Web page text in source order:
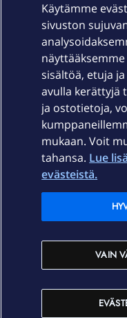
Laitteet & liittymät
Palvelut
Ajankohtaista
Elisa Oyj
In English
Käytämme
sivuston
sisältöä, etuja
avulla kerättyjä
ja ostotietoja,
mukaan. Voit
tahansa. Lue
evästeistä.
VAIN